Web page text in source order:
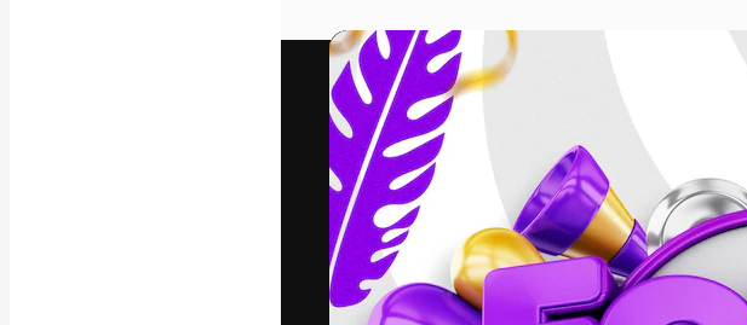
Vídeos
Clipes de vídeo
Animações
Modelos de vídeos
Ícones
Modelos 3D
Fontes
A plataforma criativa para você direcionar
seu melhor trabalho. Mais de 1 milhão de
assinantes entre criativos, empresas,
agências e estúdios.
Português